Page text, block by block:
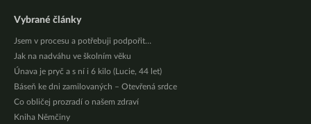
Vybrané články
Jsem v procesu a potřebuji podpořit…
Jak na nadváhu ve školním věku
Únava je pryč a s ní i 6 kilo (Lucie, 44 let)
Báseň ke dni zamilovaných – Otevřená srdce
Co obličej prozradí o našem zdraví
Kniha Němčiny